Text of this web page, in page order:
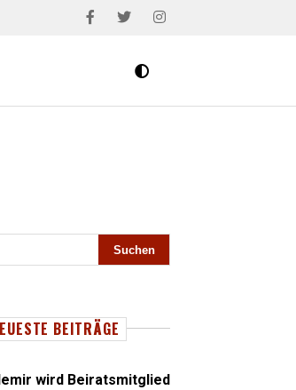
BEITRÄGE
wird Beiratsmitglied